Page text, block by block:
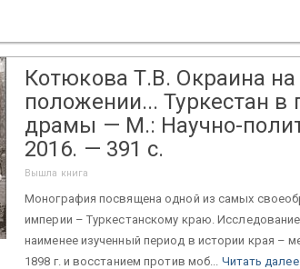
Котюкова Т.В. Окраина
положении... Туркестан в
драмы — М.: Научно-
2016. — 391 с.
Вышла книга
Монография посвящена одной из самых
империи – Туркестанскому краю.
наименее изученный период в истории края –
1898 г. и восстанием против моб... Читать далее